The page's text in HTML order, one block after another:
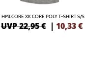
HMLCORE XK CORE POLY T-SHIRT S/S
UVP 22,95 € | 10,33€